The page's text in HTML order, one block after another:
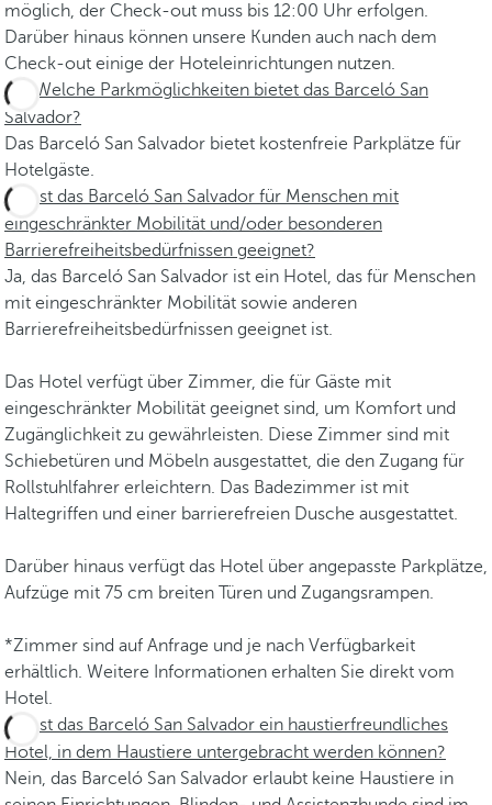
möglich, der Check-out muss bis 12:00 Uhr erfolgen.
Darüber hinaus können unsere Kunden auch nach dem
Check-out einige der Hoteleinrichtungen nutzen.
Welche Parkmöglichkeiten bietet das Barceló San
Salvador?
Das Barceló San Salvador bietet kostenfreie Parkplätze für
Hotelgäste.
Ist das Barceló San Salvador für Menschen mit
eingeschränkter Mobilität und/oder besonderen
Barrierefreiheitsbedürfnissen geeignet?
Ja, das Barceló San Salvador ist ein Hotel, das für Menschen
mit eingeschränkter Mobilität sowie anderen
Barrierefreiheitsbedürfnissen geeignet ist.
Das Hotel verfügt über Zimmer, die für Gäste mit
eingeschränkter Mobilität geeignet sind, um Komfort und
Zugänglichkeit zu gewährleisten. Diese Zimmer sind mit
Schiebetüren und Möbeln ausgestattet, die den Zugang für
Rollstuhlfahrer erleichtern. Das Badezimmer ist mit
Haltegriffen und einer barrierefreien Dusche ausgestattet.
Darüber hinaus verfügt das Hotel über angepasste Parkplätze,
Aufzüge mit 75 cm breiten Türen und Zugangsrampen.
*Zimmer sind auf Anfrage und je nach Verfügbarkeit
erhältlich. Weitere Informationen erhalten Sie direkt vom
Hotel.
Ist das Barceló San Salvador ein haustierfreundliches
Hotel, in dem Haustiere untergebracht werden können?
Nein, das Barceló San Salvador erlaubt keine Haustiere in